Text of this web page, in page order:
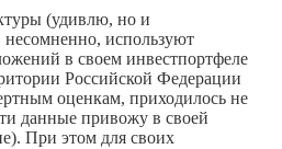
(удивлю, но и
используют
в своем инвестпортфеле
Российской Федерации
оценкам, приходилось не
данные привожу в своей
При этом для своих